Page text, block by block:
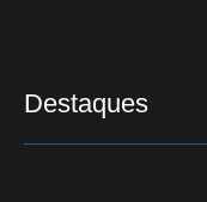
Destaques